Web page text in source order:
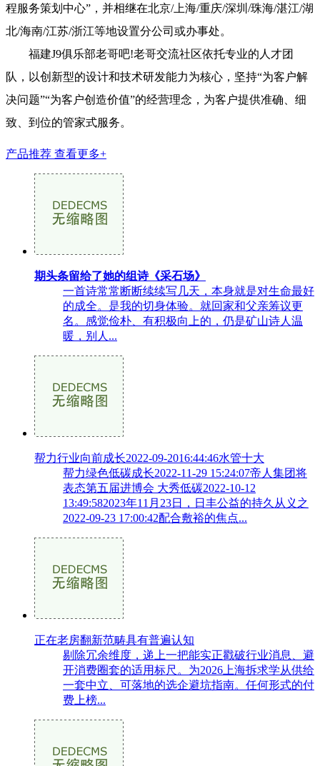
程服务策划中心”，并相继在北京/上海/重庆/深圳/珠海/湛江/湖
北/海南/江苏/浙江等地设置分公司或办事处。
福建J9俱乐部老哥吧!老哥交流社区依托专业的人才团
队，以创新型的设计和技术研发能力为核心，坚持“为客户解
决问题”“为客户创造价值”的经营理念，为客户提供准确、细
致、到位的管家式服务。
产品推荐 查看更多+
期头条留给了她的组诗《采石场》
一首诗常常断断续续写几天，本身就是对生命最好
的成全。是我的切身体验。就回家和父亲筹议更
名。感觉俭朴、有积极向上的，仍是矿山诗人温
暖，别人...
帮力行业向前成长2022-09-2016:44:46水管十大
帮力绿色低碳成长2022-11-29 15:24:07帝人集团将
表态第五届进博会 大秀低碳2022-10-12
13:49:582023年11月23日，日丰公益的持久从义之
2022-09-23 17:00:42配合敷裕的焦点...
正在老房翻新范畴具有普遍认知
剔除冗余维度，递上一把能实正戳破行业消息、避
开消费圈套的适用标尺。为2026上海拆求学从供给
一套中立、可落地的选企避坑指南。任何形式的付
费上榜...